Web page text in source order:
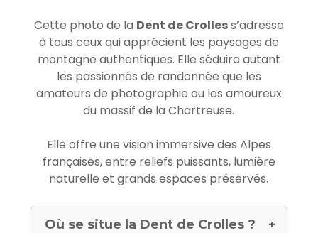
Cette photo de la Dent de Crolless’adresse
à tous ceux qui apprécient les paysages de
montagne authentiques. Elle séduira autant
les passionnés de randonnée que les
amateurs de photographie ou les amoureux
du massif de la Chartreuse.
Elle offre une vision immersive des Alpes
françaises, entre reliefs puissants, lumière
naturelle et grands espaces préservés.
Où se situe la Dent de Crolles ?